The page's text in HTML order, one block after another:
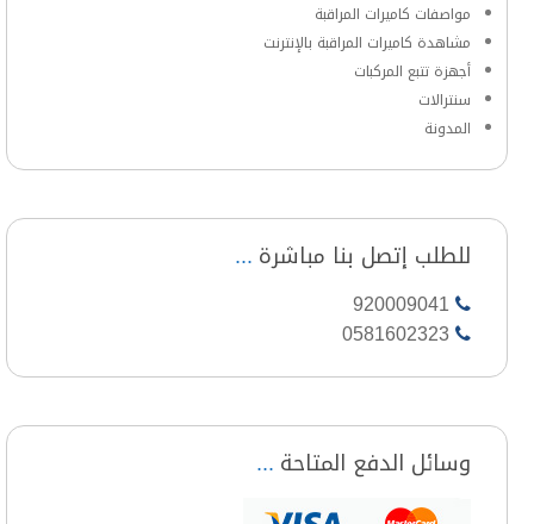
مواصفات كاميرات المراقبة
مشاهدة كاميرات المراقبة بالإنترنت
أجهزة تتبع المركبات
سنترالات
المدونة
للطلب إتصل بنا مباشرة
920009041
0581602323
وسائل الدفع المتاحة